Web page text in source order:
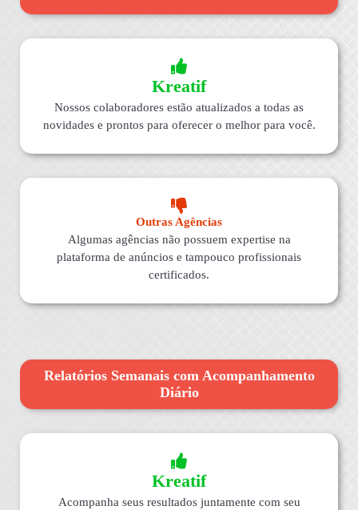
Kreatif
Nossos colaboradores estão atualizados a todas as
novidades e prontos para oferecer o melhor para você.
Outras Agências
Algumas agências não possuem expertise na
plataforma de anúncios e tampouco profissionais
certificados.
Relatórios Semanais com Acompanhamento
Diário
Kreatif
Acompanha seus resultados juntamente com seu